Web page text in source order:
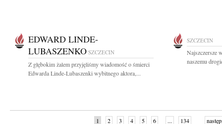
EDWARD LINDE-
LUBASZENKO SZCZECIN
Z głębokim żalem przyjęliśmy wiadomość o śmierci
Edwarda Linde-Lubaszenki wybitnego aktora,...
SZCZECIN
Najszczersze
naszemu
1 2 3 4 5 6 ... 134